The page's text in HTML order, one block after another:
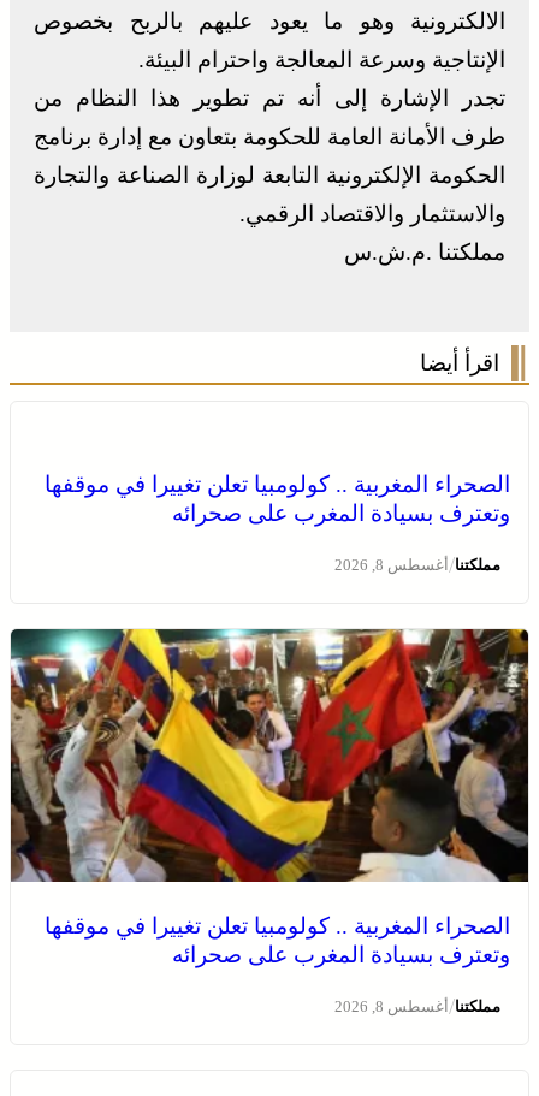
الالكترونية وهو ما يعود عليهم بالربح بخصوص
الإنتاجية وسرعة المعالجة واحترام البيئة.
تجدر الإشارة إلى أنه تم تطوير هذا النظام من
طرف الأمانة العامة للحكومة بتعاون مع إدارة برنامج
الحكومة الإلكترونية التابعة لوزارة الصناعة والتجارة
والاستثمار والاقتصاد الرقمي.
مملكتنا .م.ش.س
اقرأ أيضا
الصحراء المغربية .. كولومبيا تعلن تغييرا في موقفها
وتعترف بسيادة المغرب على صحرائه
مملكتنا/أغسطس 8, 2026
الصحراء المغربية .. كولومبيا تعلن تغييرا في موقفها
وتعترف بسيادة المغرب على صحرائه
مملكتنا/أغسطس 8, 2026